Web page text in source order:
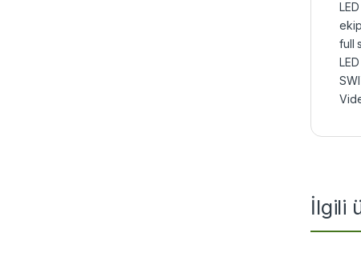
LED
full
İlgili